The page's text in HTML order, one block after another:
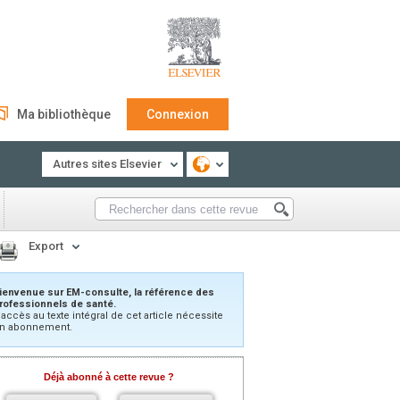
Ma bibliothèque Connexion
Autres sites Elsevier
Export
sur EM-consulte, la référence des
de santé.
au texte intégral de cet article nécessite
abonnement.
Déjà abonné à cette revue ?